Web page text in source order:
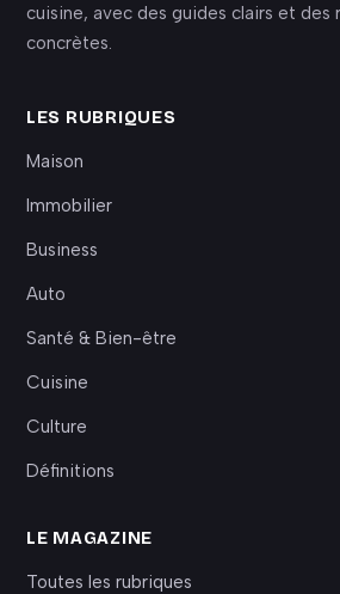
cuisine, avec des guides clairs et des
concrètes.
LES RUBRIQUES
Maison
Immobilier
Business
Auto
Santé & Bien-être
Cuisine
Culture
Définitions
LE MAGAZINE
Toutes les rubriques